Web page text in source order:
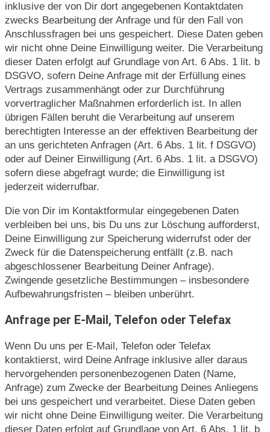
inklusive der von Dir dort angegebenen Kontaktdaten
zwecks Bearbeitung der Anfrage und für den Fall von
Anschlussfragen bei uns gespeichert. Diese Daten geben
wir nicht ohne Deine Einwilligung weiter. Die Verarbeitung
dieser Daten erfolgt auf Grundlage von Art. 6 Abs. 1 lit. b
DSGVO, sofern Deine Anfrage mit der Erfüllung eines
Vertrags zusammenhängt oder zur Durchführung
vorvertraglicher Maßnahmen erforderlich ist. In allen
übrigen Fällen beruht die Verarbeitung auf unserem
berechtigten Interesse an der effektiven Bearbeitung der
an uns gerichteten Anfragen (Art. 6 Abs. 1 lit. f DSGVO)
oder auf Deiner Einwilligung (Art. 6 Abs. 1 lit. a DSGVO)
sofern diese abgefragt wurde; die Einwilligung ist
jederzeit widerrufbar.
Die von Dir im Kontaktformular eingegebenen Daten
verbleiben bei uns, bis Du uns zur Löschung aufforderst,
Deine Einwilligung zur Speicherung widerrufst oder der
Zweck für die Datenspeicherung entfällt (z.B. nach
abgeschlossener Bearbeitung Deiner Anfrage).
Zwingende gesetzliche Bestimmungen – insbesondere
Aufbewahrungsfristen – bleiben unberührt.
Anfrage per E-Mail, Telefon oder Telefax
Wenn Du uns per E-Mail, Telefon oder Telefax
kontaktierst, wird Deine Anfrage inklusive aller daraus
hervorgehenden personenbezogenen Daten (Name,
Anfrage) zum Zwecke der Bearbeitung Deines Anliegens
bei uns gespeichert und verarbeitet. Diese Daten geben
wir nicht ohne Deine Einwilligung weiter. Die Verarbeitung
dieser Daten erfolgt auf Grundlage von Art. 6 Abs. 1 lit. b